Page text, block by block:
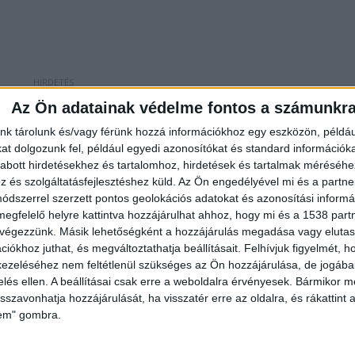
Az Ön adatainak védelme fontos a
tárolunk és/vagy férünk hozzá információkhoz egy eszközön,
dolgozunk fel, például egyedi azonosítókat és standard
hirdetésekhez és tartalomhoz, hirdetések és tartalmak
és szolgáltatásfejlesztéshez küld. Az Ön engedélyével mi és a
szerzett pontos geolokációs adatokat és azonosítási
helyre kattintva hozzájárulhat ahhoz, hogy mi és a 1538
Másik lehetőségként a hozzájárulás megadása vagy
juthat, és megváltoztathatja beállításait. Felhívjuk figyelmét,
nem feltétlenül szükséges az Ön hozzájárulása, de
ellen. A beállításai csak erre a weboldalra érvényesek. Bármikor
hozzájárulását, ha visszatér erre az oldalra, és rákattint
gombra.
egy hete állandó, emelt létszámú
A 11. kerületi rendőrkapitányság járőrei önálló,
szolgálatot látnak el, emellett a BRFK és a
biztosít, így éjjel-nappal vannak rendőrök a
ide kattintva éred el! A Facebookon már 342
alapján, nyolcat kábítószer-fogyasztás,
állítottak elő. Közterületi alkoholfogyasztás, illetve